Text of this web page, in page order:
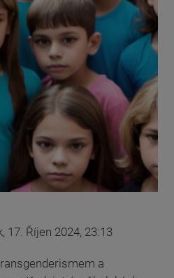
17. Říjen 2024, 23:13
a